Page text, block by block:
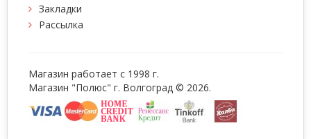
Закладки
Рассылка
Магазин работает с 1998 г.
Магазин "Полюс" г. Волгоград © 2026.